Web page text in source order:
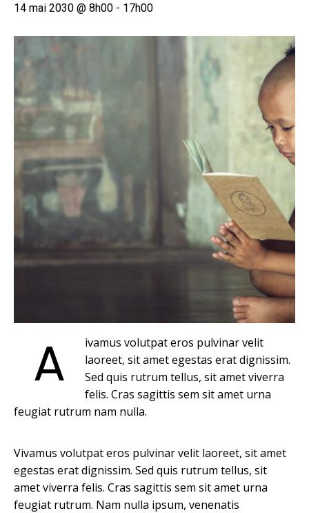
14 mai 2030 @ 8h00 - 17h00
A
ivamus volutpat eros pulvinar velit
laoreet, sit amet egestas erat dignissim.
Sed quis rutrum tellus, sit amet viverra
felis. Cras sagittis sem sit amet urna
feugiat rutrum nam nulla.
Vivamus volutpat eros pulvinar velit laoreet, sit amet
egestas erat dignissim. Sed quis rutrum tellus, sit
amet viverra felis. Cras sagittis sem sit amet urna
feugiat rutrum. Nam nulla ipsum, venenatis